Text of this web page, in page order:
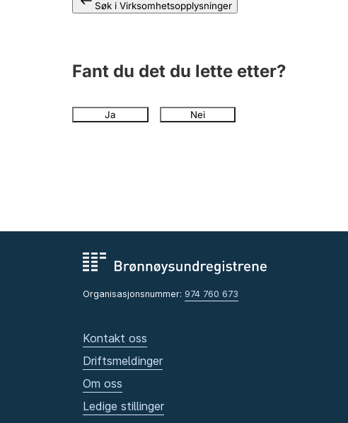
Søk i Virksomhetsopplysninger
Fant du det du lette etter?
Ja Nei
Organisasjonsnummer: 974 760 673
Kontakt oss
Driftsmeldinger
Om oss
Ledige stillinger